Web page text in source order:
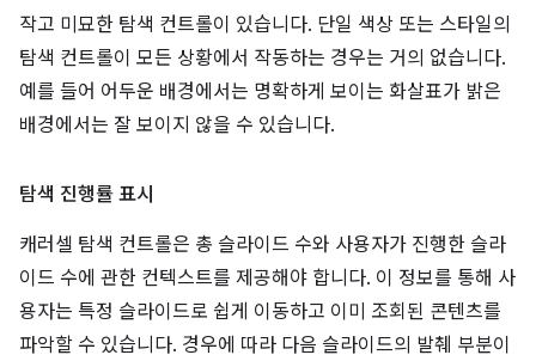
작고 미묘한 탐색 컨트롤이 있습니다. 단일 색상 또는 스타일의
탐색 컨트롤이 모든 상황에서 작동하는 경우는 거의 없습니다.
예를 들어 어두운 배경에서는 명확하게 보이는 화살표가 밝은
배경에서는 잘 보이지 않을 수 있습니다.
탐색 진행률 표시
캐러셀 탐색 컨트롤은 총 슬라이드 수와 사용자가 진행한 슬라
이드 수에 관한 컨텍스트를 제공해야 합니다. 이 정보를 통해 사
용자는 특정 슬라이드로 쉽게 이동하고 이미 조회된 콘텐츠를
파악할 수 있습니다. 경우에 따라 다음 슬라이드의 발췌 부분이